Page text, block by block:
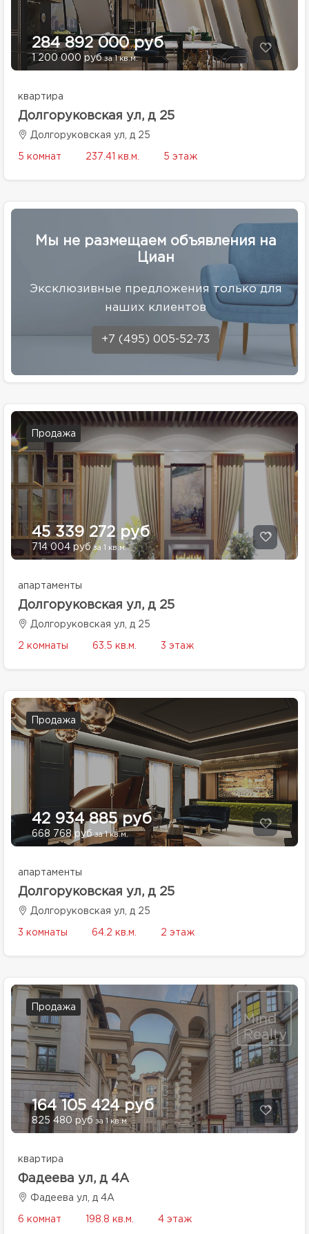
284 892 000 руб
1 200 000 рубза 1 кв.м.
квартира
Долгоруковская ул, д 25
Долгоруковская ул, д 25
5 комнат 237.41 кв.м. 5 этаж
Мы не размещаем объявления на
Циан
Эксклюзивные предложения только для
наших клиентов
+7 (495) 005-52-73
Продажа
45 339 272 руб
714 004 рубза 1 кв.м.
апартаменты
Долгоруковская ул, д 25
Долгоруковская ул, д 25
2 комнаты 63.5 кв.м. 3 этаж
Продажа
42 934 885 руб
668 768 рубза 1 кв.м.
апартаменты
Долгоруковская ул, д 25
Долгоруковская ул, д 25
3 комнаты 64.2 кв.м. 2 этаж
Продажа
164 105 424 руб
825 480 руб за 1 кв.м.
квартира
Фадеева ул, д 4A
Фадеева ул, д 4A
6 комнат 198.8 кв.м. 4 этаж